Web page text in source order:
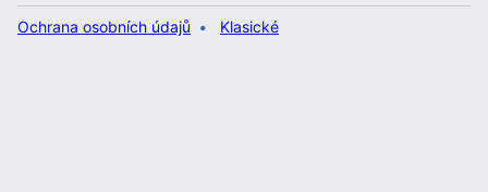
Ochrana osobních údajů Klasické